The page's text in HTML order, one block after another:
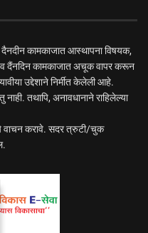
दैनदीन कामकाजात आस्थापना विषयक,
व दैंनदिन कामकाजात अचूक वापर करून
उद्देशाने निर्मीत केलेली आहे.
तथापि, अनावधानाने राहिलेल्या
वाचन करावे. सदर त्रुटी/चुक